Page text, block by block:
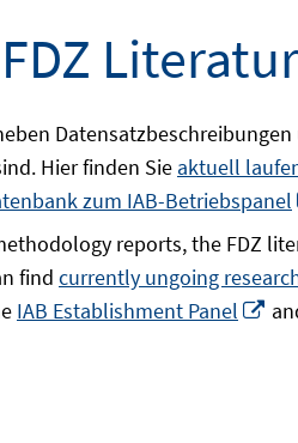
Hier finden Sie aktuell
zum IAB-Betriebspanel
reports, the FDZ
find currently ungoing
IAB Establishment Panel
In